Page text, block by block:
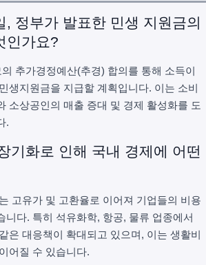
, 정부가 발표한 민생 지원금의
인가요?
추가경정예산(추경) 합의를 통해 소득이
생지원금을 지급할 계획입니다. 이는 소비
소상공인의 매출 증대 및 경제 활성화를 도
.
기화로 인해 국내 경제에 어떤
고유가 및 고환율로 이어져 기업들의 비용
니다. 특히 석유화학, 항공, 물류 업종에서
은 대응책이 확대되고 있으며, 이는 생활비
어질 수 있습니다.